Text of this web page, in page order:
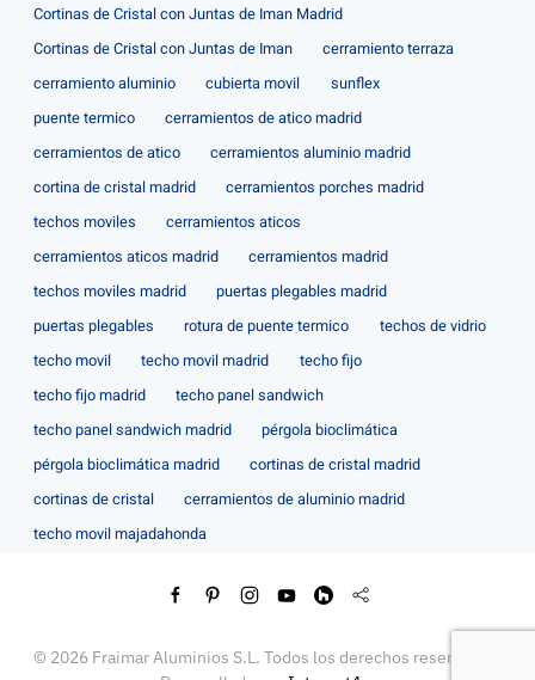
Cortinas de Cristal con Juntas de Iman Madrid
Cortinas de Cristal con Juntas de Iman
cerramiento terraza
cerramiento aluminio
cubierta movil
sunflex
puente termico
cerramientos de atico madrid
cerramientos de atico
cerramientos aluminio madrid
cortina de cristal madrid
cerramientos porches madrid
techos moviles
cerramientos aticos
cerramientos aticos madrid
cerramientos madrid
techos moviles madrid
puertas plegables madrid
puertas plegables
rotura de puente termico
techos de vidrio
techo movil
techo movil madrid
techo fijo
techo fijo madrid
techo panel sandwich
techo panel sandwich madrid
pérgola bioclimática
pérgola bioclimática madrid
cortinas de cristal madrid
cortinas de cristal
cerramientos de aluminio madrid
techo movil majadahonda
© 2026 Fraimar Aluminios S.L. Todos los derechos reservados.